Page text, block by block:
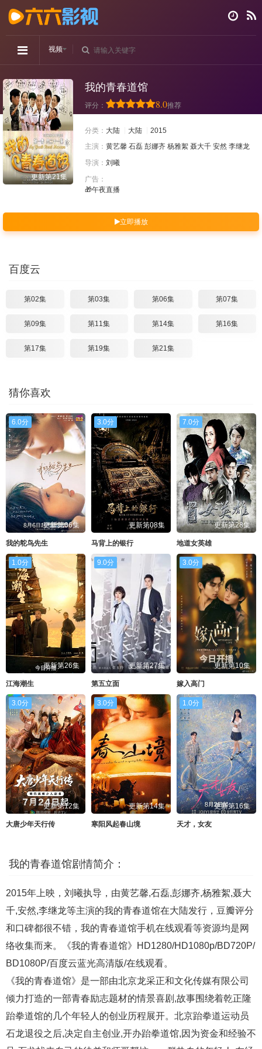
视频
更新第21集
我的青春道馆
评分： 8.0推荐
分类： 大陆 大陆
2015
主演： 黄艺馨 石磊 彭娜齐 杨雅絮 聂大千 安然 李继龙
导演： 刘曦
广告：
🎁午夜直播
立即播放
百度云
第02集 第03集 第06集 第07集
第09集 第11集 第14集 第16集
第17集 第19集 第21集
猜你喜欢
6.0分
更新第06集
我的鸵鸟先生
3.0分
更新第08集
马背上的银行
7.0分
更新第28集
地道女英雄
1.0分
更新第26集
江海潮生
9.0分
更新第27集
第五立面
3.0分
更新第10集
嫁入高门
3.0分
更新第12集
大唐少年天行传
3.0分
更新第14集
寒阳风起春山境
1.0分
更新第16集
天才，女友
我的青春道馆剧情简介：
2015年上映，刘曦执导，由黄艺馨,石磊,彭娜齐,杨雅絮,聂大
千,安然,李继龙等主演的我的青春道馆在大陆发行，豆瓣评分
和口碑都很不错，我的青春道馆手机在线观看等资源均是网
络收集而来。《我的青春道馆》HD1280/HD1080p/BD720P/
BD1080P/百度云蓝光高清版/在线观看。
《我的青春道馆》是一部由北京龙采正和文化传媒有限公司
倾力打造的一部青春励志题材的情景喜剧,故事围绕着乾正隆
跆拳道馆的几个年轻人的创业历程展开。北京跆拳道运动员
石龙退役之后,决定自主创业,开办跆拳道馆,因为资金和经验不